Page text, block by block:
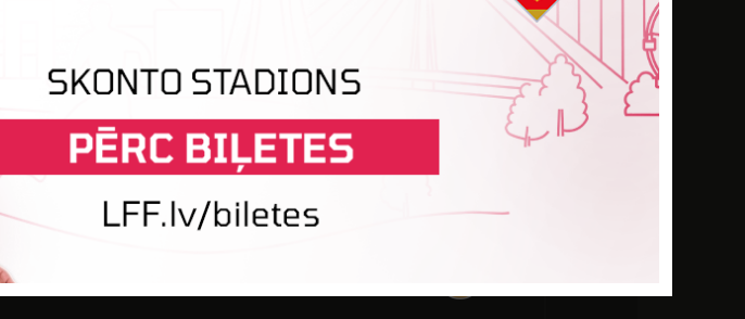
Centra grupa U-13 2023, 10. kārta
JFK DAUGAVA /
SALASPILS FA
0
Centra grupa U-13 2023, 11. kārta
0